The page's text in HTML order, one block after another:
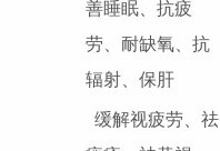
善睡眠、抗疲
劳、耐缺氧、抗
辐射、保肝
缓解视疲劳、祛